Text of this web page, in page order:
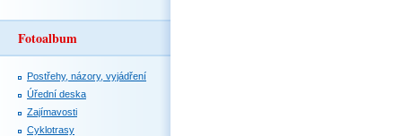
Fotoalbum
Postřehy, názory, vyjádření
Úřední deska
Zajímavosti
Cyklotrasy